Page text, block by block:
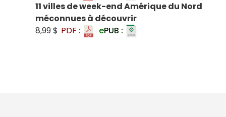
11 villes de week-end Amérique du Nord
méconnues à découvrir
8,99 $ PDF : ePUB :